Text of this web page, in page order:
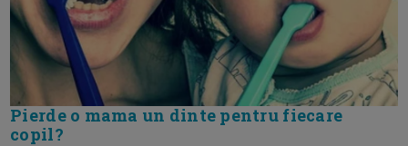
Pierde o mama un dinte pentru fiecare
copil?